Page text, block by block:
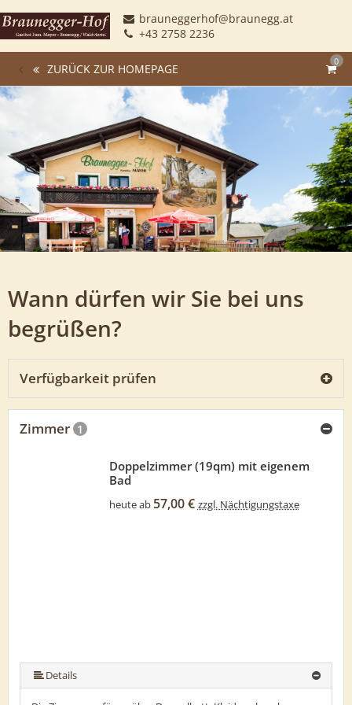
brauneggerhof@braunegg.at
+43 2758 2236
0
ZURÜCK ZUR HOMEPAGE
Wann dürfen wir Sie bei uns
begrüßen?
Verfügbarkeit prüfen
Zimmer 1
Doppelzimmer (19qm) mit eigenem
Bad
heute ab 57,00 € zzgl. Nächtigungstaxe
Details